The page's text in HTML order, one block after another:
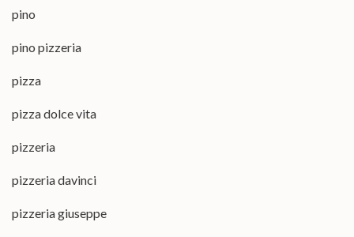
pino
pino pizzeria
pizza
pizza dolce vita
pizzeria
pizzeria davinci
pizzeria giuseppe